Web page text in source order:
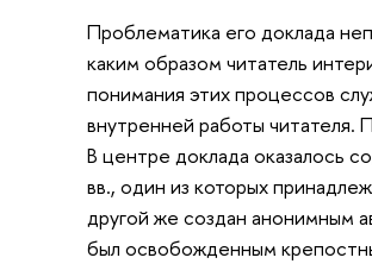
Проблематика его доклада
каким образом читатель
понимания этих процессов
внутренней работы читателя.
В центре доклада оказалось
вв., один из которых
другой же создан анонимным
был освобожденным